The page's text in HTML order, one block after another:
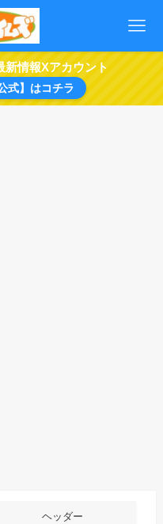
新情報Xアカウント
式】はコチラ
ヘッダー